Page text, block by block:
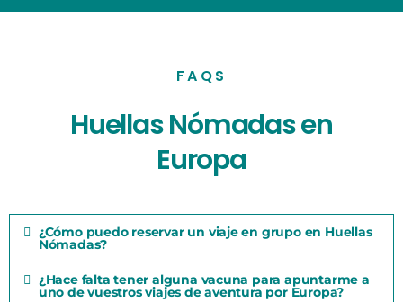
FAQS
Huellas Nómadas en
Europa
¿Cómo puedo reservar un viaje en grupo en Huellas
Nómadas?
¿Hace falta tener alguna vacuna para apuntarme a
uno de vuestros viajes de aventura por Europa?